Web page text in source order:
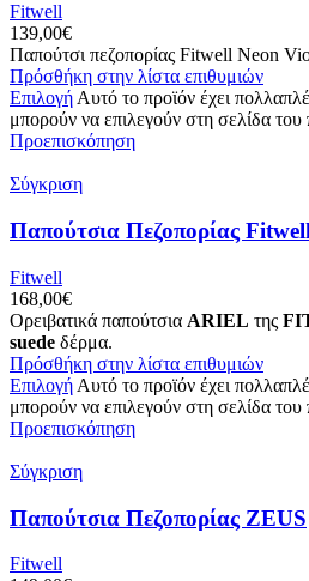
Fitwell
139,00€
Παπούτσι πεζοπορίας Fitwell Neon
Πρόσθήκη στην λίστα επιθυμιών
ΕπιλογήΑυτό το προϊόν έχει
μπορούν να επιλεγούν στη σελίδα του
Προεπισκόπηση
Σύγκριση
Παπούτσια Πεζοπορίας
Fitwell
168,00€
Ορειβατικά παπούτσια ARIEL της
suede δέρμα.
Πρόσθήκη στην λίστα επιθυμιών
Επιλογή Αυτό το προϊόν έχει
μπορούν να επιλεγούν στη σελίδα του
Προεπισκόπηση
Σύγκριση
Παπούτσια Πεζοπορίας ZEUS
Fitwell